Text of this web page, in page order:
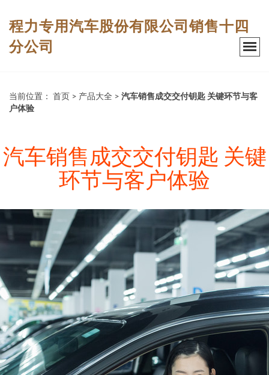
程力专用汽车股份有限公司销售十四
分公司
当前位置： 首页 > 产品大全 > 汽车销售成交交付钥匙 关键环节与客
户体验
汽车销售成交交付钥匙 关键
环节与客户体验